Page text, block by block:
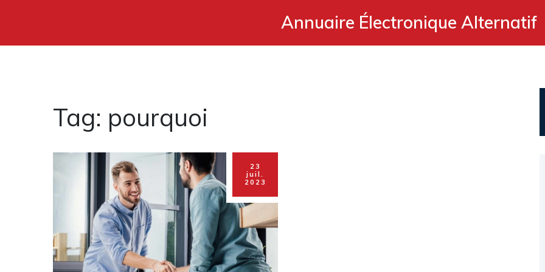
Annuaire Électronique Alternatif
Tag: pourquoi
23
juil.
2023